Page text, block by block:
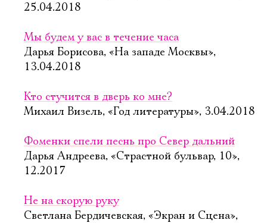
25.04.2018
Мы будем у вас в течение часа
Дарья Борисова, «На западе Москвы»,
13.04.2018
Кто стучится в дверь ко мне?
Михаил Визель, «Год литературы», 3.04.2018
Фоменки спели песнь про Север дальний
Дарья Андреева, «Страстной бульвар, 10»,
12.2017
Не на скорую руку
Светлана Бердичевская, «Экран и Сцена»,